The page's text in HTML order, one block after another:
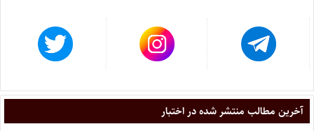
آخرین مطالب منتشر شده در اختبار